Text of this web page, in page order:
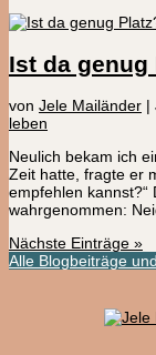
Ist da genug
von Jele Mailänder |
leben
Neulich bekam ich
Zeit hatte, fragte er
empfehlen
wahrgenommen:
Nächste Einträge »
Alle Blogbeiträge